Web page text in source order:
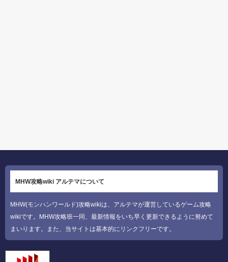
MHW攻略wiki アルテマについて
MHW(モンハンワールド)攻略wikiは、アルテマが運営しているゲーム攻略
wikiです。MHW攻略班一同、最新情報をいち早く更新できるように努めて
まいります。また、当サイトは基本的にリンクフリーです。